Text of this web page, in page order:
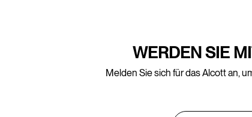
WERDEN SIE
Melden Sie sich für das Alcott an,